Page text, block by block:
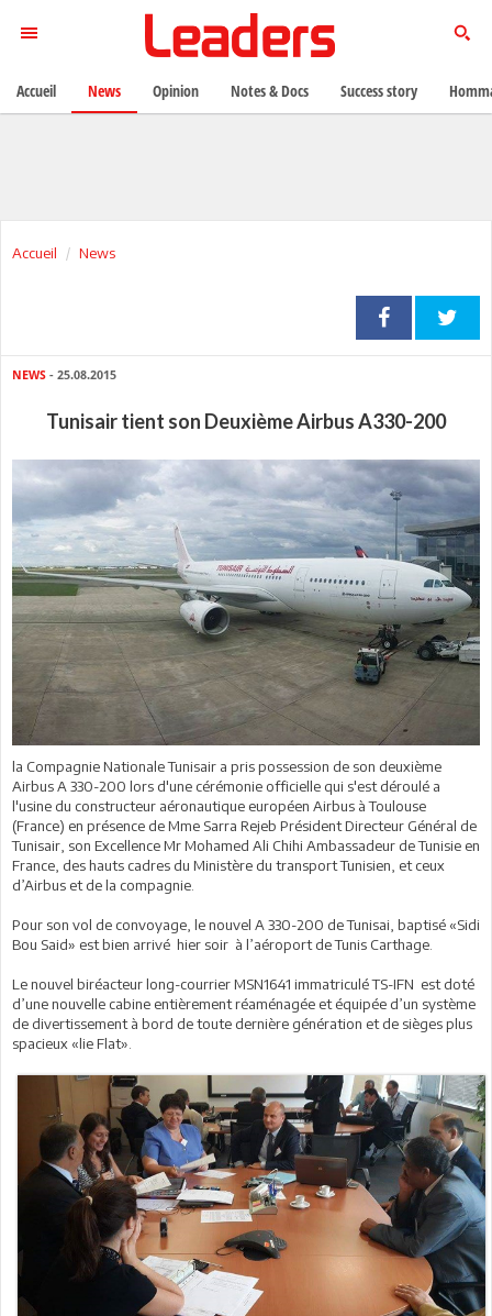
Accueil News
NEWS - 25.08.2015
Tunisair tient son Deuxième Airbus A330-200
la Compagnie Nationale Tunisair a pris possession de son deuxième
Airbus A 330-200 lors d'une cérémonie officielle qui s'est déroulé a
l'usine du constructeur aéronautique européen Airbus à Toulouse
(France) en présence de Mme Sarra Rejeb Président Directeur Général de
Tunisair, son Excellence Mr Mohamed Ali Chihi Ambassadeur de Tunisie en
France, des hauts cadres du Ministère du transport Tunisien, et ceux
d’Airbus et de la compagnie.
Pour son vol de convoyage, le nouvel A 330-200 de Tunisai, baptisé «Sidi
Bou Said» est bien arrivé hier soir à l’aéroport de ‪Tunis Carthage.
Le nouvel biréacteur long-courrier ‎MSN1641 immatriculé ‪TS-IFN est doté
d’une nouvelle cabine entièrement réaménagée et équipée d’un ‪système
de divertissement à bord de toute dernière génération et de sièges plus
spacieux «lie Flat».
Accueil News Opinion Notes & Docs Success story